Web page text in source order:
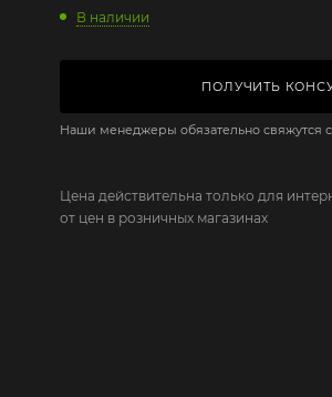
В наличии
ПОЛУЧИТЬ
Наши менеджеры обязательно свяжутся с
Цена действительна только для
от цен в розничных магазинах